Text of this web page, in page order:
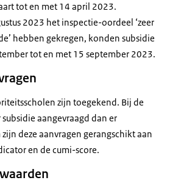
tot en met 14 april 2023.
2023 het inspectie-oordeel ‘zeer
hebben gekregen, konden subsidie
tot en met 15 september 2023.
zijn toegekend. Bij de
aangevraagd dan er
deze aanvragen gerangschikt aan
en de cumi-score.